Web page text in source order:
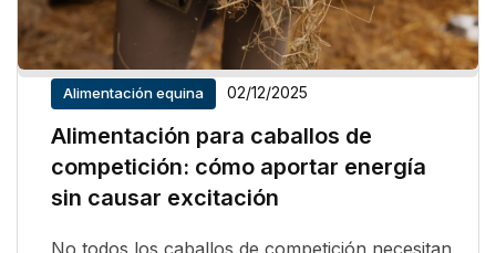
Alimentación equina 02/12/2025
Alimentación para caballos de
competición: cómo aportar energía
sin causar excitación
No todos los caballos de competición necesitan